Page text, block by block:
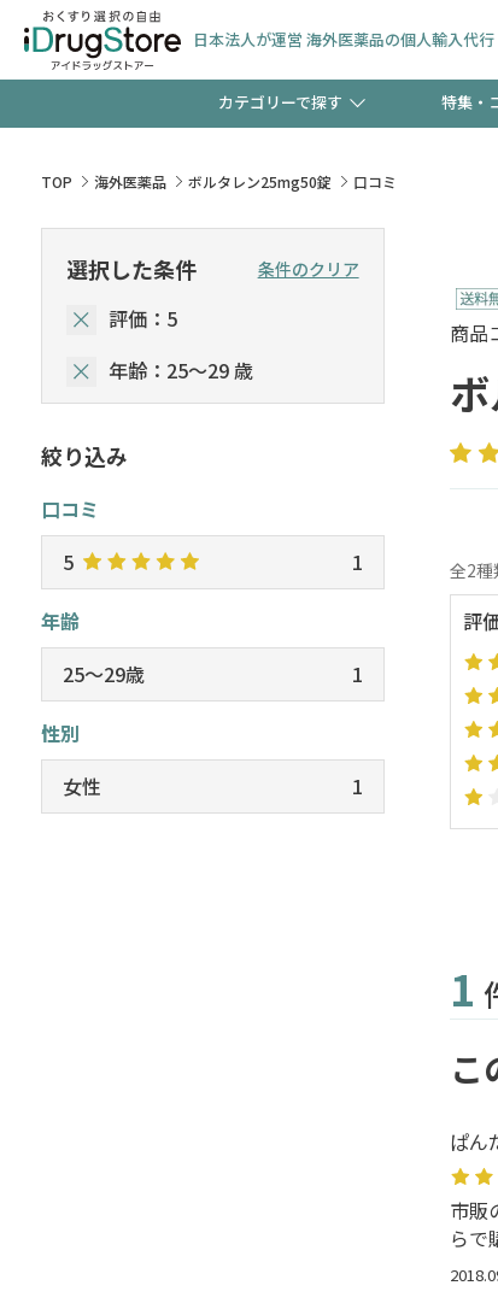
日本法人が運営 海外医薬品の個人輸入代行
カテゴリーで探す 特集・
【早割】お得なク
新規登録で！今す
友だち大募集！限
TOP 海外医薬品 ボルタレン25mg50錠 口コミ
商品
全2種
評
1
こ
ぱん
市販
らで
選択した条件 条件のクリア
評価：5
年齢：25～29 歳
絞り込み
口コミ
5
1
年齢
25～29歳
1
性別
女性
1